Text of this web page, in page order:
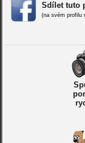
Sdílet tuto
(na svém profilu